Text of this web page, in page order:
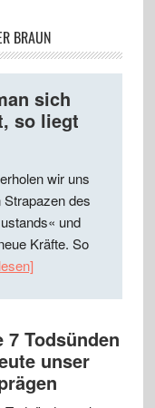
BRAUN
sich
so liegt
wir uns
Strapazen des
und
Kräfte. So
7 Todsünden
unser